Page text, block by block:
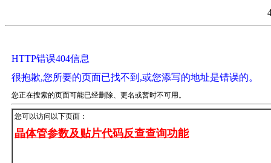
HTTP错误404信息
很抱歉,您所要的页面已找不到,或您添写的地址是错误的。
您正在搜索的页面可能已经删除、更名或暂时不可用。
您可以访问以下页面：
晶体管参数及贴片代码反查查询功能